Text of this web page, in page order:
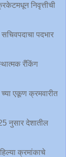
निवृत्तीची
पदभार
रँकिंग
एकूण क्रमवारीत
नुसार देशातील
क्रमांकाचे